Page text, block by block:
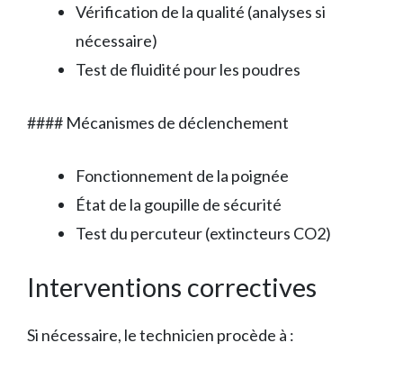
Vérification de la qualité (analyses si
nécessaire)
Test de fluidité pour les poudres
#### Mécanismes de déclenchement
Fonctionnement de la poignée
État de la goupille de sécurité
Test du percuteur (extincteurs CO2)
Interventions correctives
Si nécessaire, le technicien procède à :